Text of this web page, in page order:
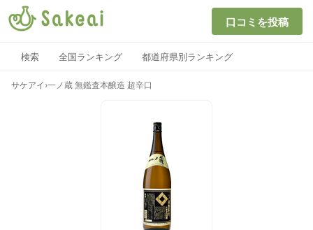
口コミを投稿
検索 全国ランキング 都道府県別ランキング
サケアイ ›一ノ蔵 無鑑査本醸造 超辛口